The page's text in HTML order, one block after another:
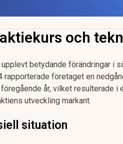
och
upplevt betydande förändringar i
rapporterade företaget en
år, vilket resulterade i
utveckling markant.
situation